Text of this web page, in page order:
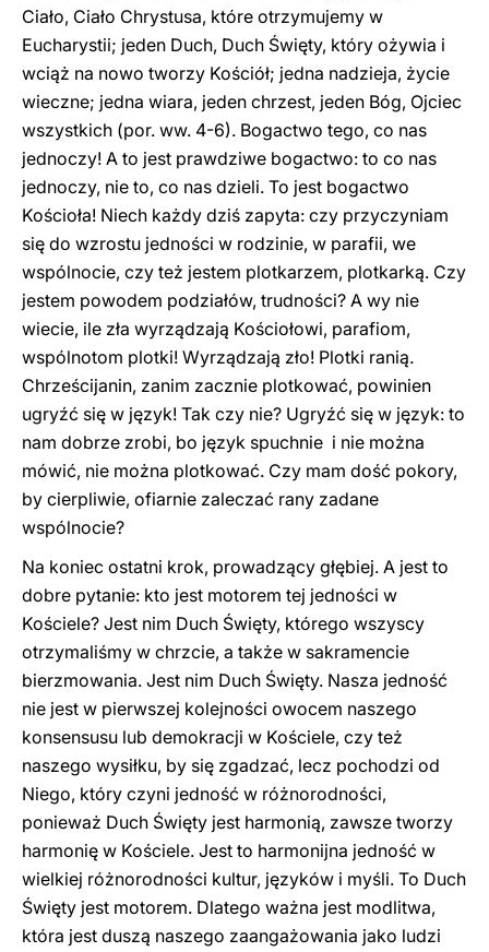
Ciało, Ciało Chrystusa, które otrzymujemy w
Eucharystii; jeden Duch, Duch Święty, który ożywia i
wciąż na nowo tworzy Kościół; jedna nadzieja, życie
wieczne; jedna wiara, jeden chrzest, jeden Bóg, Ojciec
wszystkich (por. ww. 4-6). Bogactwo tego, co nas
jednoczy! A to jest prawdziwe bogactwo: to co nas
jednoczy, nie to, co nas dzieli. To jest bogactwo
Kościoła! Niech każdy dziś zapyta: czy przyczyniam
się do wzrostu jedności w rodzinie, w parafii, we
wspólnocie, czy też jestem plotkarzem, plotkarką. Czy
jestem powodem podziałów, trudności? A wy nie
wiecie, ile zła wyrządzają Kościołowi, parafiom,
wspólnotom plotki! Wyrządzają zło! Plotki ranią.
Chrześcijanin, zanim zacznie plotkować, powinien
ugryźć się w język! Tak czy nie? Ugryźć się w język: to
nam dobrze zrobi, bo język spuchnie i nie można
mówić, nie można plotkować. Czy mam dość pokory,
by cierpliwie, ofiarnie zaleczać rany zadane
wspólnocie?
Na koniec ostatni krok, prowadzący głębiej. A jest to
dobre pytanie: kto jest motorem tej jedności w
Kościele? Jest nim Duch Święty, którego wszyscy
otrzymaliśmy w chrzcie, a także w sakramencie
bierzmowania. Jest nim Duch Święty. Nasza jedność
nie jest w pierwszej kolejności owocem naszego
konsensusu lub demokracji w Kościele, czy też
naszego wysiłku, by się zgadzać, lecz pochodzi od
Niego, który czyni jedność w różnorodności,
ponieważ Duch Święty jest harmonią, zawsze tworzy
harmonię w Kościele. Jest to harmonijna jedność w
wielkiej różnorodności kultur, języków i myśli. To Duch
Święty jest motorem. Dlatego ważna jest modlitwa,
która jest duszą naszego zaangażowania jako ludzi